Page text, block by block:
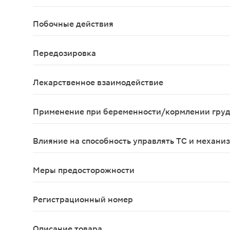
психомоторное возбуждение на момент
Побочные действия
Со стороны ЦНС: гиперкинезия (1.72%),
Передозировка
Лекарственное взаимодействие
Применение при беременности/кормлении
Влияние на способность управлять ТС и
Меры предосторожности
Регистрационный номер